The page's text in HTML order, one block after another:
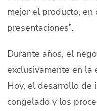
mejor el producto,
presentaciones”.
Durante años, el
exclusivamente en la
Hoy, el desarrollo de
congelado y los